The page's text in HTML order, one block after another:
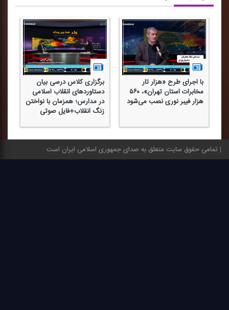
با اجرای طرح «هزار تار
مخابرات استان تهران»، ۵۶۰
هزار فیبر نوری نصب می‌شود
برگزاری كلاس درسی بیان
دستاوردهای انقلاب اسلامی
در مدارس؛ همزمان با نواختن
زنگ انقلاب+فایل صوتی
تمامی حقوق سایت متعلق به صدای جمهوری اسلامی ایران است